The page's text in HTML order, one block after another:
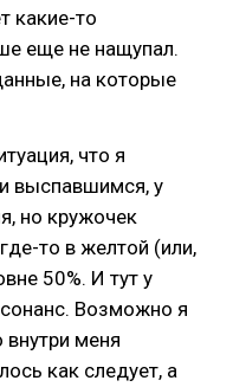
какие-то
еще не нащупал.
на которые
что я
выспавшимся, у
но кружочек
то в желтой (или,
50%. И тут у
Возможно я
меня
как следует, а